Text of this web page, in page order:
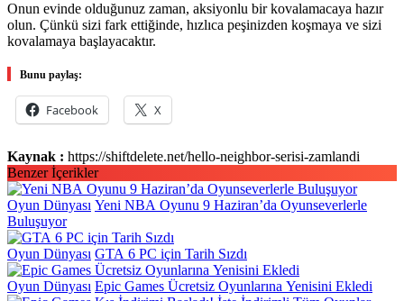
Onun evinde olduğunuz zaman, aksiyonlu bir kovalamacaya hazır
olun. Çünkü sizi fark ettiğinde, hızlıca peşinizden koşmaya ve sizi
kovalamaya başlayacaktır.
Bunu paylaş:
Facebook X
Kaynak : https://shiftdelete.net/hello-neighbor-serisi-zamlandi
Benzer İçerikler
Oyun Dünyası Yeni NBA Oyunu 9 Haziran’da Oyunseverlerle
Buluşuyor
Oyun Dünyası GTA 6 PC için Tarih Sızdı
Oyun Dünyası Epic Games Ücretsiz Oyunlarına Yenisini Ekledi